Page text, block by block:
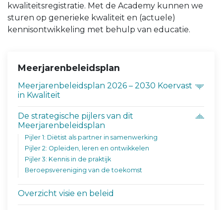
kwaliteitsregistratie. Met de Academy kunnen we
sturen op generieke kwaliteit en (actuele)
kennisontwikkeling met behulp van educatie.
Meerjarenbeleidsplan
Meerjarenbeleidsplan 2026 – 2030 Koervast
in Kwaliteit
De strategische pijlers van dit
Meerjarenbeleidsplan
Pijler 1: Diëtist als partner in samenwerking
Pijler 2: Opleiden, leren en ontwikkelen
Pijler 3: Kennis in de praktijk
Beroepsvereniging van de toekomst
Overzicht visie en beleid